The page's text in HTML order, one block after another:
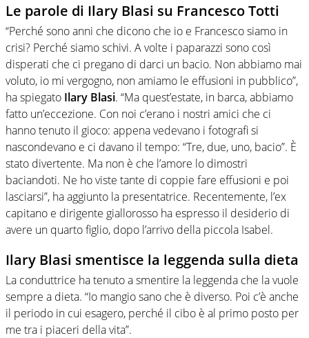
Le parole di Ilary Blasi su Francesco Totti
“Perché sono anni che dicono che io e Francesco siamo in
crisi? Perché siamo schivi. A volte i paparazzi sono così
disperati che ci pregano di darci un bacio. Non abbiamo mai
voluto, io mi vergogno, non amiamo le effusioni in pubblico”,
ha spiegato Ilary Blasi. “Ma quest’estate, in barca, abbiamo
fatto un’eccezione. Con noi c’erano i nostri amici che ci
hanno tenuto il gioco: appena vedevano i fotografi si
nascondevano e ci davano il tempo: “Tre, due, uno, bacio”. È
stato divertente. Ma non è che l’amore lo dimostri
baciandoti. Ne ho viste tante di coppie fare effusioni e poi
lasciarsi”, ha aggiunto la presentatrice. Recentemente, l’ex
capitano e dirigente giallorosso ha espresso il desiderio di
avere un quarto figlio, dopo l’arrivo della piccola Isabel.
Ilary Blasi smentisce la leggenda sulla dieta
La conduttrice ha tenuto a smentire la leggenda che la vuole
sempre a dieta. “Io mangio sano che è diverso. Poi c’è anche
il periodo in cui esagero, perché il cibo è al primo posto per
me tra i piaceri della vita”.